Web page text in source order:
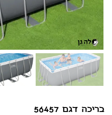
בריכה דגם 56457